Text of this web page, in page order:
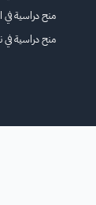
منح دراسية في
منح دراسية في